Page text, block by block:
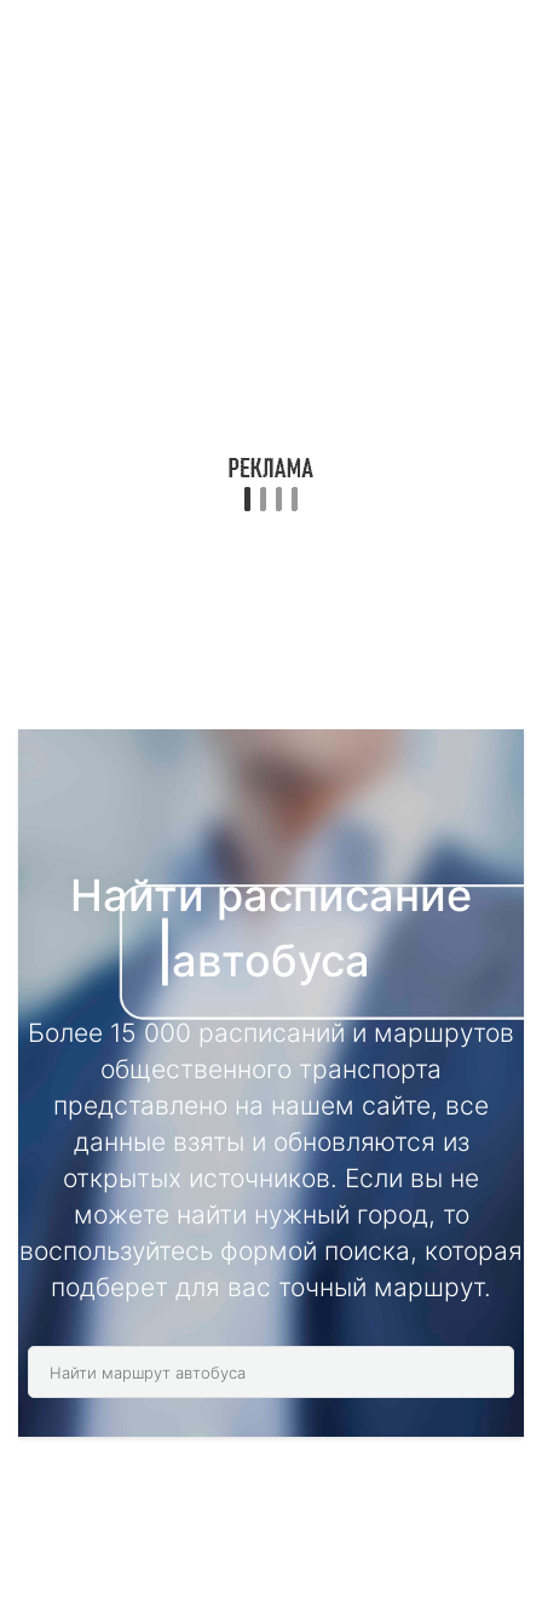
Найти расписание
автобуса
Более 15 000 расписаний и маршрутов
общественного транспорта
представлено на нашем сайте, все
данные взяты и обновляются из
открытых источников. Если вы не
можете найти нужный город, то
воспользуйтесь формой поиска, которая
подберет для вас точный маршрут.